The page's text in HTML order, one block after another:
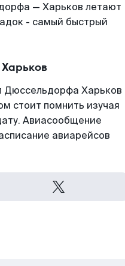
— Харьков летают
- самый быстрый
Дюссельдорфа Харьков
стоит помнить изучая
Авиасообщение
авиарейсов